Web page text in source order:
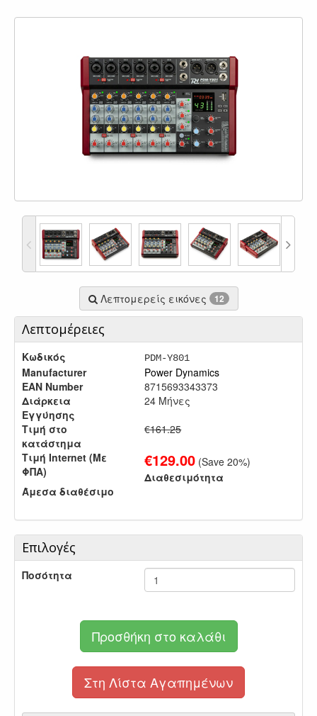
Λεπτομερείς εικόνες 12
Λεπτομέρειες
Κωδικός PDM-Y801
Manufacturer
Power Dynamics
EAN Number
8715693343373
Διάρκεια
Εγγύησης
24 Μήνες
Τιμή στο
κατάστημα
€161.25
Τιμή Internet (Με
ΦΠΑ)
€129.00 (Save20%)
Διαθεσιμότητα
Άμεσα διαθέσιμο
Επιλογές
Ποσότητα
Προσθήκη στο καλάθι
Στη Λίστα Αγαπημένων